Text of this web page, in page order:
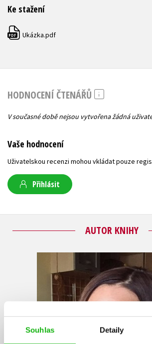
Souhlas Detaily
Ke stažení
PDF Ukázka.pdf
HODNOCENÍ ČTENÁŘŮ
V současné době nejsou vytvořena žádná
Vaše hodnocení
Uživatelskou recenzi mohou vkládat pouze
Přihlásit
AUTOR KNIHY